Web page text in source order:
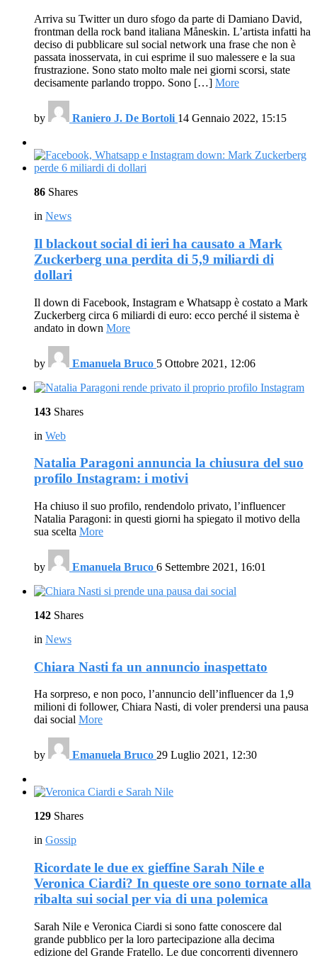
Arriva su Twitter un duro sfogo da parte di Damiano David,
frontman della rock band italiana Måneskin. L’artista infatti ha
deciso di pubblicare sul social network una frase che non è
passata inosservata, in cui esprime il suo malessere e la sua
frustrazione. Sono stato molto male nei giorni scorsi, state
decisamente parlando troppo. Sono […] More
by Raniero J. De Bortoli 14 Gennaio 2022, 15:15
86 Shares
in News
Il blackout social di ieri ha causato a Mark
Zuckerberg una perdita di 5,9 miliardi di
dollari
Il down di Facebook, Instagram e Whatsapp è costato a Mark
Zuckerberg circa 6 miliardi di euro: ecco perché il sistema è
andato in down More
by Emanuela Bruco 5 Ottobre 2021, 12:06
143 Shares
in Web
Natalia Paragoni annuncia la chiusura del suo
profilo Instagram: i motivi
Ha chiuso il suo profilo, rendendolo privato, l’influencer
Natalia Paragoni: in questi giorni ha spiegato il motivo della
sua scelta More
by Emanuela Bruco 6 Settembre 2021, 16:01
142 Shares
in News
Chiara Nasti fa un annuncio inaspettato
Ha sorpreso, e non poco, l’annuncio dell’influencer da 1,9
milioni di follower, Chiara Nasti, di voler prendersi una pausa
dai social More
by Emanuela Bruco 29 Luglio 2021, 12:30
129 Shares
in Gossip
Ricordate le due ex gieffine Sarah Nile e
Veronica Ciardi? In queste ore sono tornate alla
ribalta sui social per via di una polemica
Sarah Nile e Veronica Ciardi si sono fatte conoscere dal
grande pubblico per la loro partecipazione alla decima
edizione del Grande Fratello. Le due concorrenti divennero